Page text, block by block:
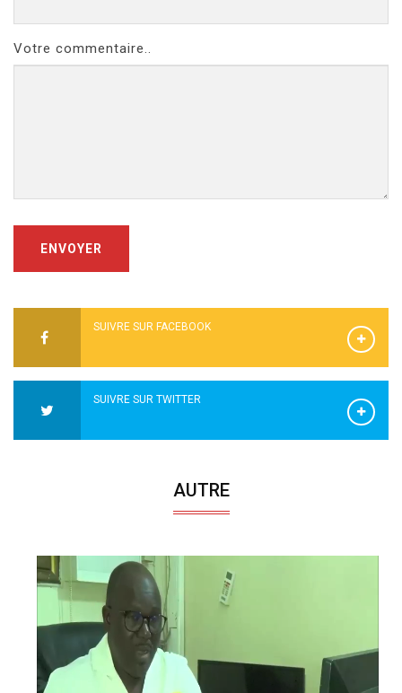
Votre commentaire..
ENVOYER
SUIVRE SUR FACEBOOK
SUIVRE SUR TWITTER
AUTRE